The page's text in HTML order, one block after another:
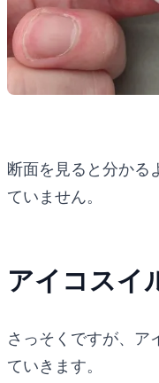
断面を見ると分かる
ていません。
アイコスイ
さっそくですが、ア
ていきます。